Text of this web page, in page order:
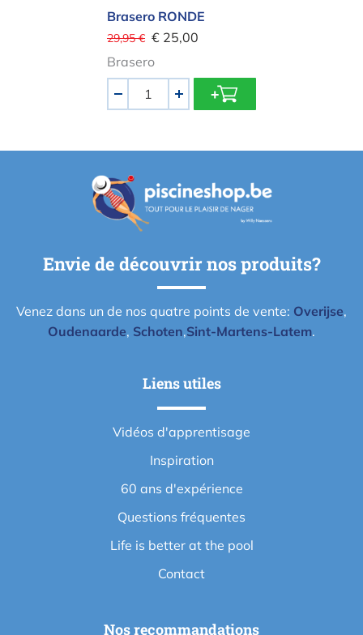
Brasero RONDE
29,95 € € 25,00
Brasero
Quantité
+
Envie de découvrir nos produits?
Venez dans un de nos quatre points de vente: Overijse,
Oudenaarde, Schoten,Sint-Martens-Latem.
Liens utiles
Vidéos d'apprentisage
Inspiration
60 ans d'expérience
Questions fréquentes
Life is better at the pool
Contact
Nos recommandations